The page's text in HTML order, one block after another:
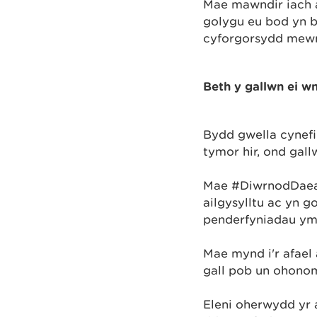
Mae mawndir
golygu eu bod yn
cyforgorsydd
Beth y gallwn ei
Bydd gwella
tymor hir, ond
Mae
ailgysylltu ac yn
penderfyniadau
Mae mynd i'r
gall pob un
Eleni oherwydd yr